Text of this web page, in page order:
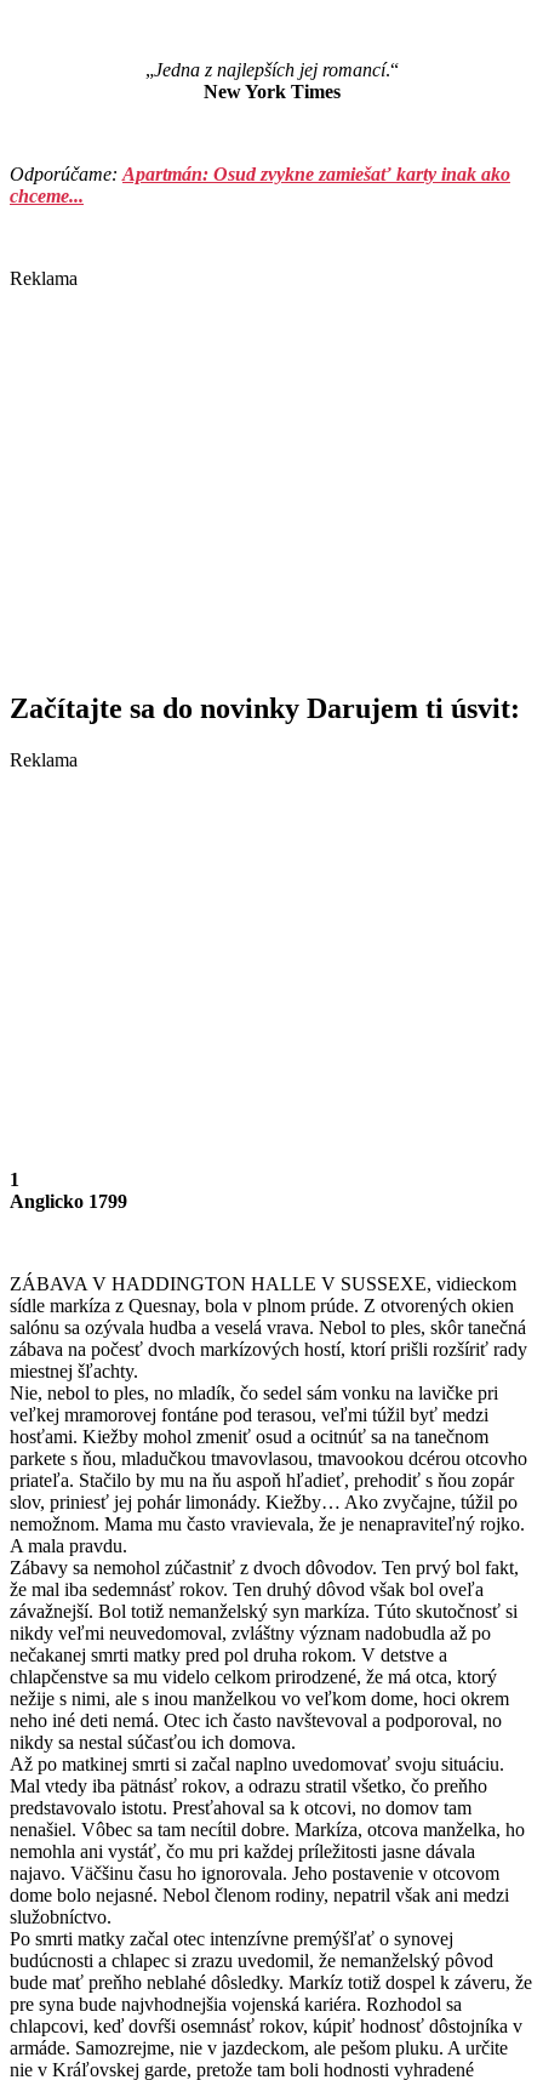
„Jedna z najlepších jej romancí.“
New York Times
Odporúčame:Apartmán: Osud zvykne zamiešať karty inak ako
chceme...
Reklama
Začítajte sa do novinky Darujem ti úsvit:
Reklama
1
Anglicko 1799
ZÁBAVA V HADDINGTON HALLE V SUSSEXE, vidieckom
sídle markíza z Quesnay, bola v plnom prúde. Z otvorených okien
salónu sa ozývala hudba a veselá vrava. Nebol to ples, skôr tanečná
zábava na počesť dvoch markízových hostí, ktorí prišli rozšíriť rady
miestnej šľachty.
Nie, nebol to ples, no mladík, čo sedel sám vonku na lavičke pri
veľkej mramorovej fontáne pod terasou, veľmi túžil byť medzi
hosťami. Kiežby mohol zmeniť osud a ocitnúť sa na tanečnom
parkete s ňou, mladučkou tmavovlasou, tmavookou dcérou otcovho
priateľa. Stačilo by mu na ňu aspoň hľadieť, prehodiť s ňou zopár
slov, priniesť jej pohár limonády. Kiežby… Ako zvyčajne, túžil po
nemožnom. Mama mu často vravievala, že je nenapraviteľný rojko.
A mala pravdu.
Zábavy sa nemohol zúčastniť z dvoch dôvodov. Ten prvý bol fakt,
že mal iba sedemnásť rokov. Ten druhý dôvod však bol oveľa
závažnejší. Bol totiž nemanželský syn markíza. Túto skutočnosť si
nikdy veľmi neuvedomoval, zvláštny význam nadobudla až po
nečakanej smrti matky pred pol druha rokom. V detstve a
chlapčenstve sa mu videlo celkom prirodzené, že má otca, ktorý
nežije s nimi, ale s inou manželkou vo veľkom dome, hoci okrem
neho iné deti nemá. Otec ich často navštevoval a podporoval, no
nikdy sa nestal súčasťou ich domova.
Až po matkinej smrti si začal naplno uvedomovať svoju situáciu.
Mal vtedy iba pätnásť rokov, a odrazu stratil všetko, čo preňho
predstavovalo istotu. Presťahoval sa k otcovi, no domov tam
nenašiel. Vôbec sa tam necítil dobre. Markíza, otcova manželka, ho
nemohla ani vystáť, čo mu pri každej príležitosti jasne dávala
najavo. Väčšinu času ho ignorovala. Jeho postavenie v otcovom
dome bolo nejasné. Nebol členom rodiny, nepatril však ani medzi
služobníctvo.
Po smrti matky začal otec intenzívne premýšľať o synovej
budúcnosti a chlapec si zrazu uvedomil, že nemanželský pôvod
bude mať preňho neblahé dôsledky. Markíz totiž dospel k záveru, že
pre syna bude najvhodnejšia vojenská kariéra. Rozhodol sa
chlapcovi, keď dovŕši osemnásť rokov, kúpiť hodnosť dôstojníka v
armáde. Samozrejme, nie v jazdeckom, ale pešom pluku. A určite
nie v Kráľovskej garde, pretože tam boli hodnosti vyhradené